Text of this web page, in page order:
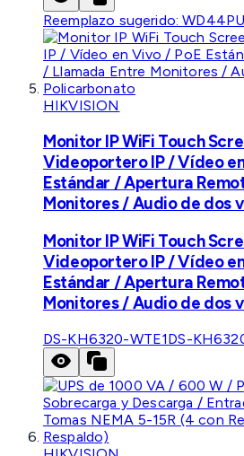
Reemplazo sugerido:
HIKVISION
Monitor IP WiFi Touch
Videoportero IP / Vídeo
Estándar / Apertura
Monitores / Audio de dos
Monitor IP WiFi Touch
Videoportero IP / Vídeo
Estándar / Apertura
Monitores / Audio de dos
DS-KH6320-WTE1DS-